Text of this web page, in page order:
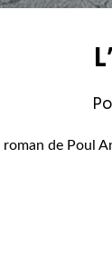
roman de Poul